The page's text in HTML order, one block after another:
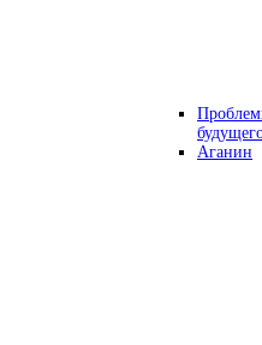
Аганин